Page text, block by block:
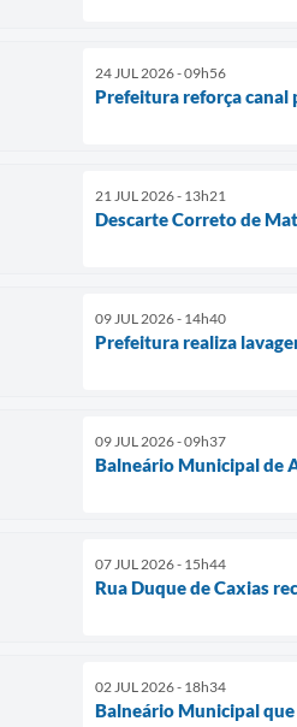
24 JUL 2026 - 09h56
Prefeitura reforça canal
21 JUL 2026 - 13h21
Descarte Correto de
09 JUL 2026 - 14h40
Prefeitura realiza
09 JUL 2026 - 09h37
Balneário Municipal de
07 JUL 2026 - 15h44
Rua Duque de Caxias
02 JUL 2026 - 18h34
Balneário Municipal